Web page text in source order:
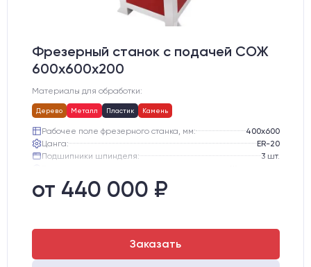
Фрезерный станок с подачей СОЖ
600х600х200
Материалы для обработки:
Дерево Металл Пластик Камень
Рабочее поле фрезерного станка, мм:
400х600
Цанга:
ER-20
Подшипники шпинделя:
3 шт.
Тип стола:
от 440 000 ₽
Заказать